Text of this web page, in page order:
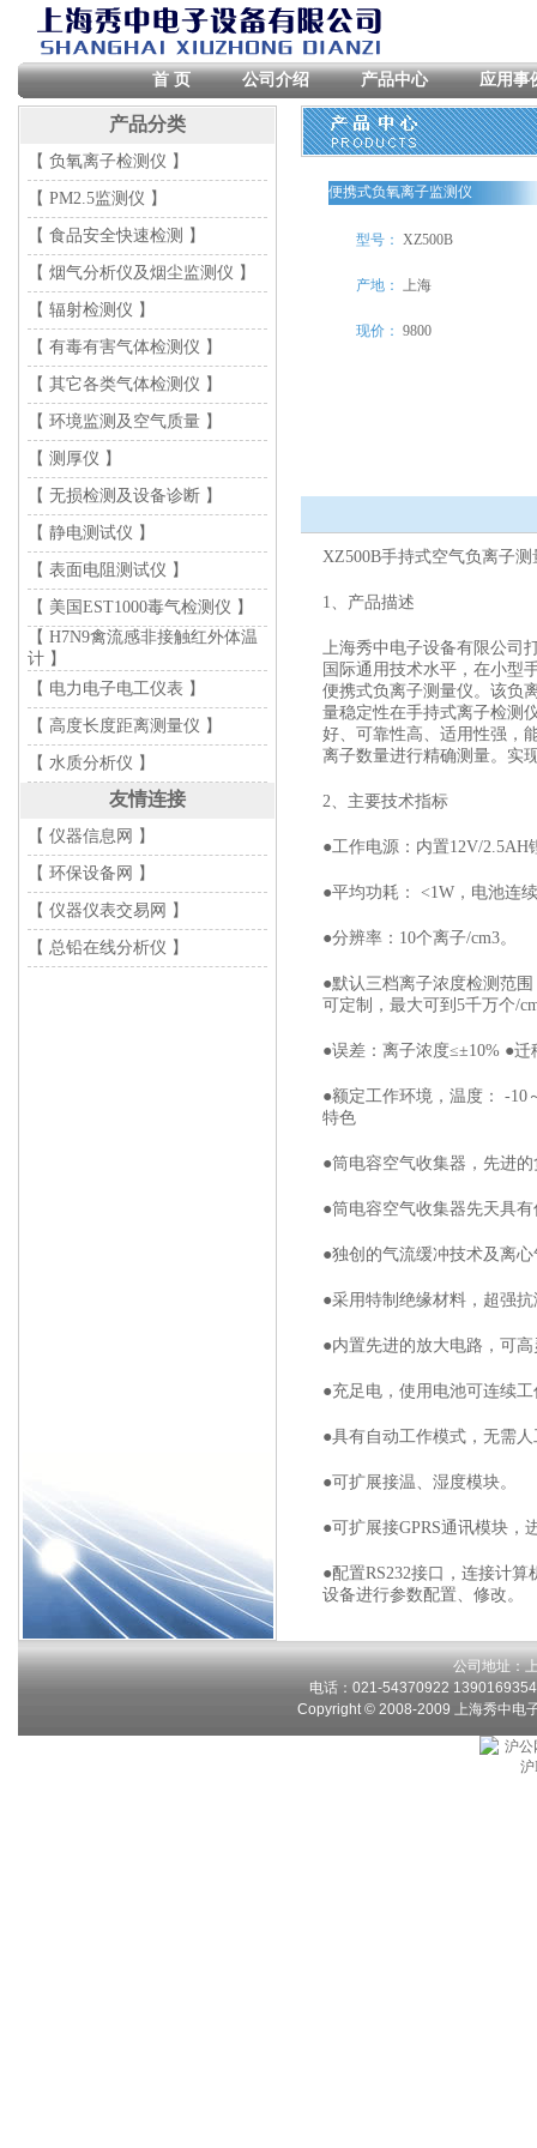
首 页 公司介绍 产品中心 应用事
产品分类
【 负氧离子检测仪 】
【 PM2.5监测仪 】
【 食品安全快速检测 】
【 烟气分析仪及烟尘监测仪 】
【 辐射检测仪 】
【 有毒有害气体检测仪 】
【 其它各类气体检测仪 】
【 环境监测及空气质量 】
【 测厚仪 】
【 无损检测及设备诊断 】
【 静电测试仪 】
【 表面电阻测试仪 】
【 美国EST1000毒气检测仪 】
【 H7N9禽流感非接触红外体温
计 】
【 电力电子电工仪表 】
【 高度长度距离测量仪 】
【 水质分析仪 】
友情连接
【 仪器信息网 】
【 环保设备网 】
【 仪器仪表交易网 】
【 总铅在线分析仪 】
便携式负氧离子监测仪
型号： XZ500B
产地： 上海
现价： 9800
XZ500B手持式空气负离子测
1、产品描述
上海秀中电子设备有限公
国际通用技术水平，在小型
便携式负离子测量仪。该负
量稳定性在手持式离子检测
好、可靠性高、适用性强，
离子数量进行精确测量。实
2、主要技术指标
●工作电源：内置12V/
●平均功耗： <1W，电池连
●分辨率：10个离子/cm3。
●默认三档离子浓度检测范围
可定制，最大可到5千万个/
●误差：离子浓度≤±10% ●
●额定工作环境，温度： -10
特色
●筒电容空气收集器，先进
●筒电容空气收集器先天具
●独创的气流缓冲技术及离
●采用特制绝缘材料，超强
●内置先进的放大电路，可
●充足电，使用电池可连续
●具有自动工作模式，无需
●可扩展接温、湿度模块。
●可扩展接GPRS通讯模块，
●配置RS232接口，连接计
设备进行参数配置、修改。
公司地址：
电话：021-54370922
Copyright © 2008-2009 上海秀中电
沪公
沪